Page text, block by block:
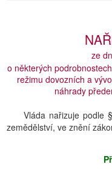
ze
o některých
režimu dovozních a
náhrady
Vláda nařizuje podle
zemědělství, ve znění